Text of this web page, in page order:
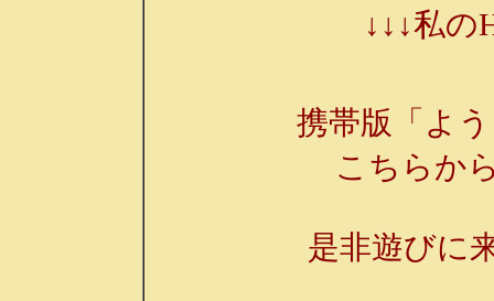
↓↓↓私の
携帯版「よ
こちらか
是非遊びに